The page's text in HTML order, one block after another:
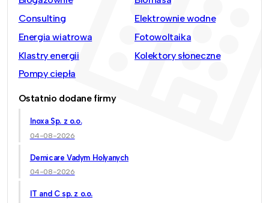
Consulting
Elektrownie wodne
Energia wiatrowa
Fotowoltaika
Klastry energii
Kolektory słoneczne
Pompy ciepła
Ostatnio dodane firmy
Inoxa Sp. z o.o.
04-08-2026
Demicare Vadym Holyanych
04-08-2026
IT and C sp. z o.o.